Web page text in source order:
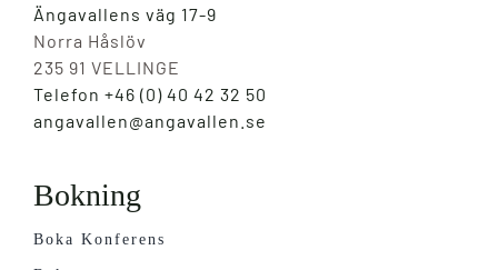
Ängavallens väg 17-9
Norra Håslöv
235 91 VELLINGE
Telefon +46 (0) 40 42 32 50
angavallen@angavallen.se
Bokning
Boka Konferens